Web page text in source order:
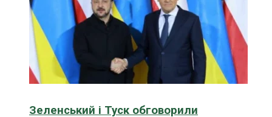
Зеленський і Туск обговорили